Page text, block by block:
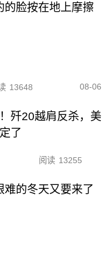
的脸按在地上摩擦
13648 08-06
歼20越肩反杀，美
了
阅读 13255
难的冬天又要来了